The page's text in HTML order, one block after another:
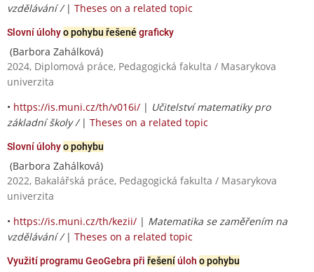
vzdělávání / | Theses on a related topic
Slovní úlohyo pohybu řešené graficky
(Barbora Zahálková)
2024, Diplomová práce, Pedagogická fakulta / Masarykova
univerzita
• https://is.muni.cz/th/v016i/ | Učitelství matematiky pro
základní školy / | Theses on a related topic
Slovní úlohyo pohybu
(Barbora Zahálková)
2022, Bakalářská práce, Pedagogická fakulta / Masarykova
univerzita
• https://is.muni.cz/th/kezii/ | Matematika se zaměřením na
vzdělávání / | Theses on a related topic
Využití programu GeoGebra při řešeníúloh o pohybu